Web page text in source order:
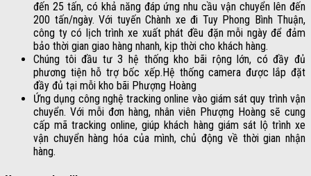
đến 25 tấn, có khả năng đáp ứng nhu cầu vận chuyển lên đến
200 tấn/ngày. Với tuyến Chành xe đi Tuy Phong Bình Thuận,
công ty có lịch trình xe xuất phát đều đặn mỗi ngày để đảm
bảo thời gian giao hàng nhanh, kịp thời cho khách hàng.
Chúng tôi đầu tư 3 hệ thống kho bãi rộng lớn, có đầy đủ
phương tiện hỗ trợ bốc xếp.Hệ thống camera được lắp đặt
đầy đủ tại mỗi kho bãi Phượng Hoàng
Ứng dụng công nghệ tracking online vào giám sát quy trình vận
chuyển. Với mỗi đơn hàng, nhân viên Phượng Hoàng sẽ cung
cấp mã tracking online, giúp khách hàng giám sát lộ trình xe
vận chuyển hàng hóa của mình, chủ động về thời gian nhận
hàng.